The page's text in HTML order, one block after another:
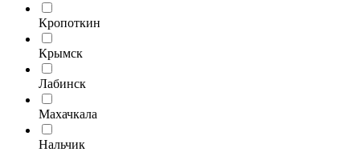
Кропоткин
Крымск
Лабинск
Махачкала
Нальчик